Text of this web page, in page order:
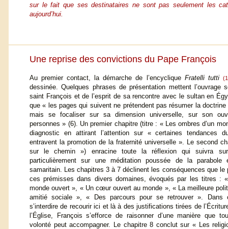
sur le fait que ses destinataires ne sont pas seulement les
aujourd’hui.
Une reprise des convictions du Pape François
Au premier contact, la démarche de l’encyclique Fratelli tutti
dessinée. Quelques phrases de présentation mettent l’ouvrage
saint François et de l’esprit de sa rencontre avec le sultan en
que « les pages qui suivent ne prétendent pas résumer la doctrine
mais se focaliser sur sa dimension universelle, sur son
personnes » (6). Un premier chapitre (titre : « Les ombres d’un
diagnostic en attirant l’attention sur « certaines tendances
entravent la promotion de la fraternité universelle ». Le second
sur le chemin ») enracine toute la réflexion qui suivra
particulièrement sur une méditation poussée de la parabole
samaritain. Les chapitres 3 à 7 déclinent les conséquences que le
ces prémisses dans divers domaines, évoqués par les titres :
monde ouvert », « Un cœur ouvert au monde », « La meilleure
amitié sociale », « Des parcours pour se retrouver ». Dans
s’interdire de recourir ici et là à des justifications tirées de
l’Église, François s’efforce de raisonner d’une manière que
volonté peut accompagner. Le chapitre 8 conclut sur « Les